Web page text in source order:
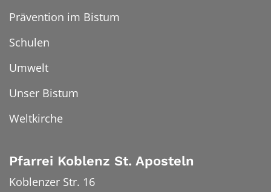
Prävention im Bistum
Schulen
Umwelt
Unser Bistum
Weltkirche
Pfarrei Koblenz St. Aposteln
Koblenzer Str. 16